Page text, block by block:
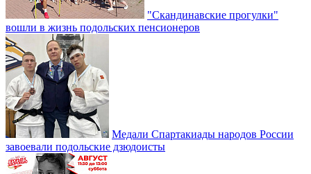
"Скандинавские прогулки"
вошли в жизнь подольских пенсионеров
Медали Спартакиады народов России
завоевали подольские дзюдоисты